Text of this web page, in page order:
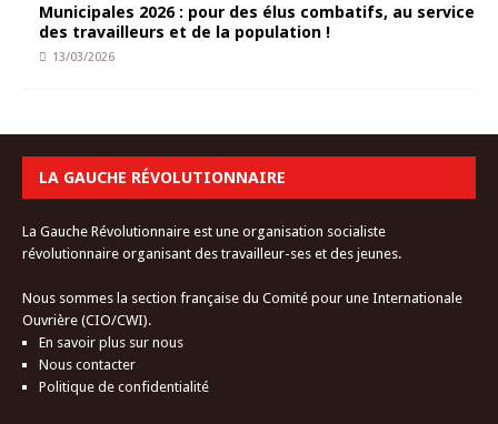
Municipales 2026 : pour des élus combatifs, au service
des travailleurs et de la population !
13/03/2026
LA GAUCHE RÉVOLUTIONNAIRE
La Gauche Révolutionnaire est une organisation socialiste
révolutionnaire organisant des travailleur-ses et des jeunes.
Nous sommes la section française du Comité pour une Internationale
Ouvrière (CIO/CWI).
En savoir plus sur nous
Nous contacter
Politique de confidentialité